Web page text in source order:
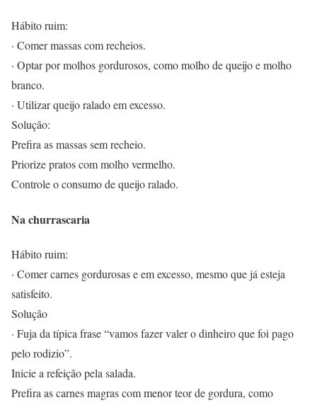
Hábito ruim:
· Comer massas com recheios.
· Optar por molhos gordurosos, como molho de queijo e molho
branco.
· Utilizar queijo ralado em excesso.
Solução:
Prefira as massas sem recheio.
Priorize pratos com molho vermelho.
Controle o consumo de queijo ralado.
Na churrascaria
Hábito ruim:
· Comer carnes gordurosas e em excesso, mesmo que já esteja
satisfeito.
Solução
· Fuja da típica frase “vamos fazer valer o dinheiro que foi pago
pelo rodizio”.
Inicie a refeição pela salada.
Prefira as carnes magras com menor teor de gordura, como